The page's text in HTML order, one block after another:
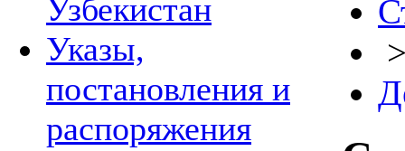
Узбекистан
Указы,
постановления и
распоряжения